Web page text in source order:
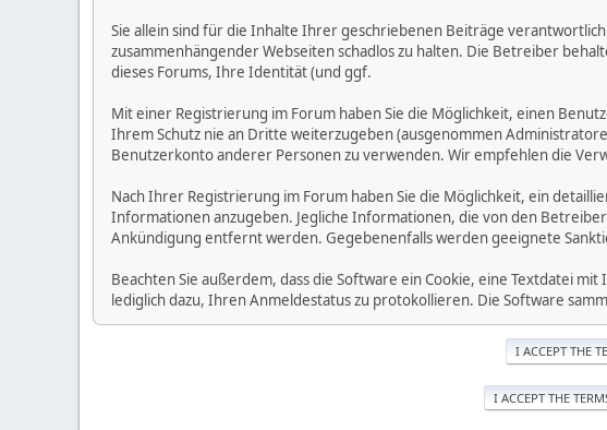
Sie allein sind für die Inhalte Ihrer geschriebenen Beiträge
zusammenhängender Webseiten schadlos zu halten. Die Betreiber
dieses Forums, Ihre Identität (und ggf.
Mit einer Registrierung im Forum haben Sie die Möglichkeit, einen
Ihrem Schutz nie an Dritte weiterzugeben (ausgenommen
Benutzerkonto anderer Personen zu verwenden. Wir empfehlen die
Nach Ihrer Registrierung im Forum haben Sie die Möglichkeit, ein
Informationen anzugeben. Jegliche Informationen, die von den
Ankündigung entfernt werden. Gegebenenfalls werden geeignete
Beachten Sie außerdem, dass die Software ein Cookie, eine Textdatei
lediglich dazu, Ihren Anmeldestatus zu protokollieren. Die Software